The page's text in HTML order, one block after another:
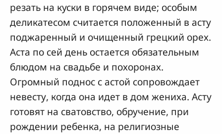
резать на куски в горячем виде; особым
деликатесом считается положенный в асту
поджаренный и очищенный грецкий орех.
Аста по сей день остается обязательным
блюдом на свадьбе и похоронах.
Огромный поднос с астой сопровождает
невесту, когда она идет в дом жениха. Асту
готовят на сватовство, обручение, при
рождении ребенка, на религиозные